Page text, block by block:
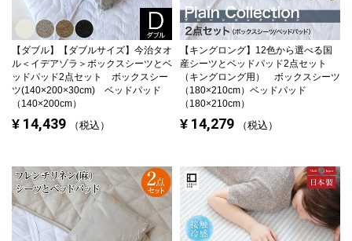
【ダブル】
【ダブルサイズ】今治タオ
ル＜イデアゾラ＞ボックスシーツとベ
ッドパッド2点セット ボックスシー
ツ(140×200×30cm) ベッドパッド
（140×200cm）
¥ 14,439 税込
【キングロング】 12色から選べる国
産シーツとベッドパッド2点セット
（キングロング用） ボックスシーツ
（180×210cm）ベッドパッド
（180×210cm）
¥ 14,279 税込